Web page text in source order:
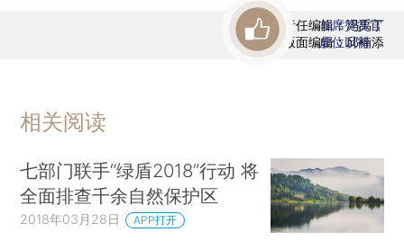
责任编辑：冯禹丁
版面编辑：邱楠添
首席赞赏官
虚位以待
相关阅读
七部门联手“绿盾2018”行动 将
全面排查千余自然保护区
2018年03月28日 APP打开